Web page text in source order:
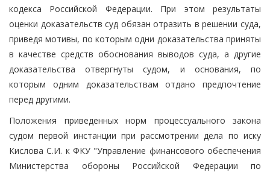
кодекса Российской Федерации. При этом результаты
оценки доказательств суд обязан отразить в решении суда,
приведя мотивы, по которым одни доказательства приняты
в качестве средств обоснования выводов суда, а другие
доказательства отвергнуты судом, и основания, по
которым одним доказательствам отдано предпочтение
перед другими.
Положения приведенных норм процессуального закона
судом первой инстанции при рассмотрении дела по иску
Кислова С.И. к ФКУ "Управление финансового обеспечения
Министерства обороны Российской Федерации по